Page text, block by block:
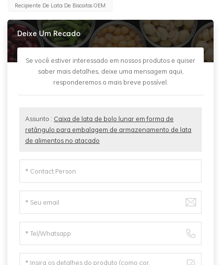
Recipiente De Lata De Biscoitos OEM
Deixe Um Recado
Se você estiver interessado em nossos produtos e quiser
saber mais detalhes, deixe uma mensagem aqui,
responderemos o mais breve possível.
Assunto : Caixa de lata de bolo lunar em forma de
retângulo para embalagem de armazenamento de lata
de alimentos no atacado